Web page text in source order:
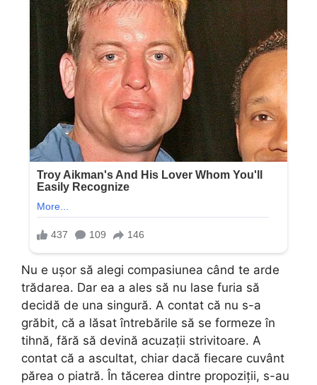
Nu e ușor să alegi compasiunea când te arde
trădarea. Dar ea a ales să nu lase furia să
decidă de una singură. A contat că nu s-a
grăbit, că a lăsat întrebările să se formeze în
tihnă, fără să devină acuzații strivitoare. A
contat că a ascultat, chiar dacă fiecare cuvânt
părea o piatră. În tăcerea dintre propoziții, s-au